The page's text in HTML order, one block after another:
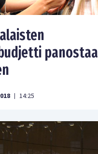
panostaa
| 14:25